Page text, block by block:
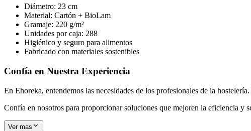
Diámetro: 23 cm
Material: Cartón + BioLam
Gramaje: 220 g/m²
Unidades por caja: 288
Higiénico y seguro para alimentos
Fabricado con materiales sostenibles
Confía en Nuestra Experiencia
En Ehoreka, entendemos las necesidades de los profesionales de la
Confía en nosotros para proporcionar soluciones que mejoren la eficiencia y
Ver mas